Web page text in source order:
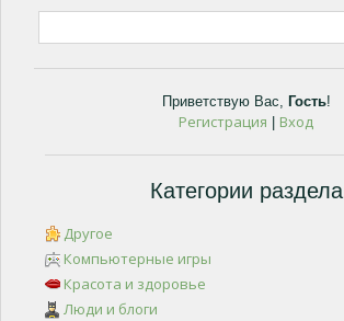
Приветствую Вас, Гость!
Регистрация Вход
Категории раздела
Другое
Компьютерные игры
Красота и здоровье
Люди и блоги